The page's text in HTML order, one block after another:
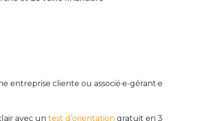
entreprise cliente ou associé·e-gérant·e
avec un test d’orientation gratuit en 3